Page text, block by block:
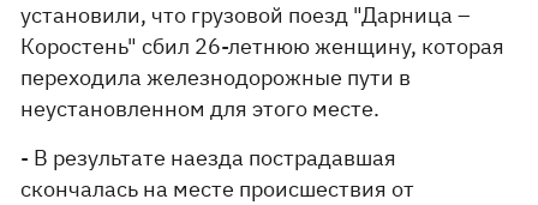
установили, что грузовой поезд "Дарница –
Коростень" сбил 26-летнюю женщину, которая
переходила железнодорожные пути в
неустановленном для этого месте.
- В результате наезда пострадавшая
скончалась на месте происшествия от